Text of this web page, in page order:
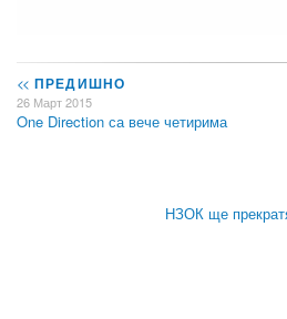
<< ПРЕДИШНО
26 Март 2015
One Direction са вече четирима
НЗОК ще